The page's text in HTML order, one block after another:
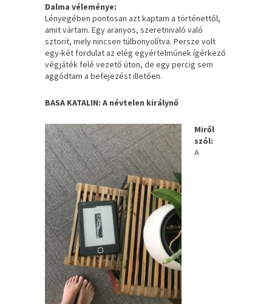
Dalma véleménye:
Lényegében pontosan azt kaptam a történettől,
amit vártam. Egy aranyos, szeretnivaló való
sztorit, mely nincsen túlbonyolítva. Persze volt
egy-két fordulat az elég egyértelműnek ígérkező
végjáték felé vezető úton, de egy percig sem
aggódtam a befejezést illetően.
BASA KATALIN: A névtelen királynő
Miről
szól:
A